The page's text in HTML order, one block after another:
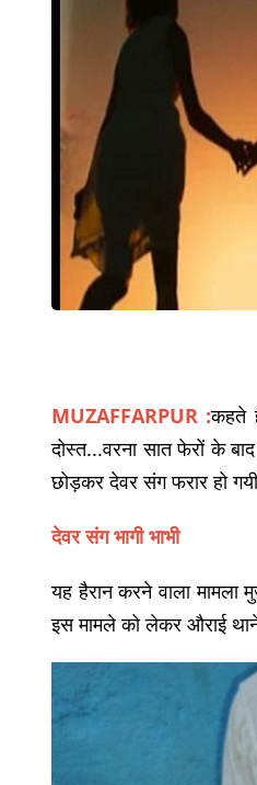
MUZAFFARPUR :कहते
दोस्त...वरना सात फेरों के
छोड़कर देवर संग फरार हो
देवर संग भागी भाभी
यह हैरान करने वाला
इस मामले को लेकर औराई थाने